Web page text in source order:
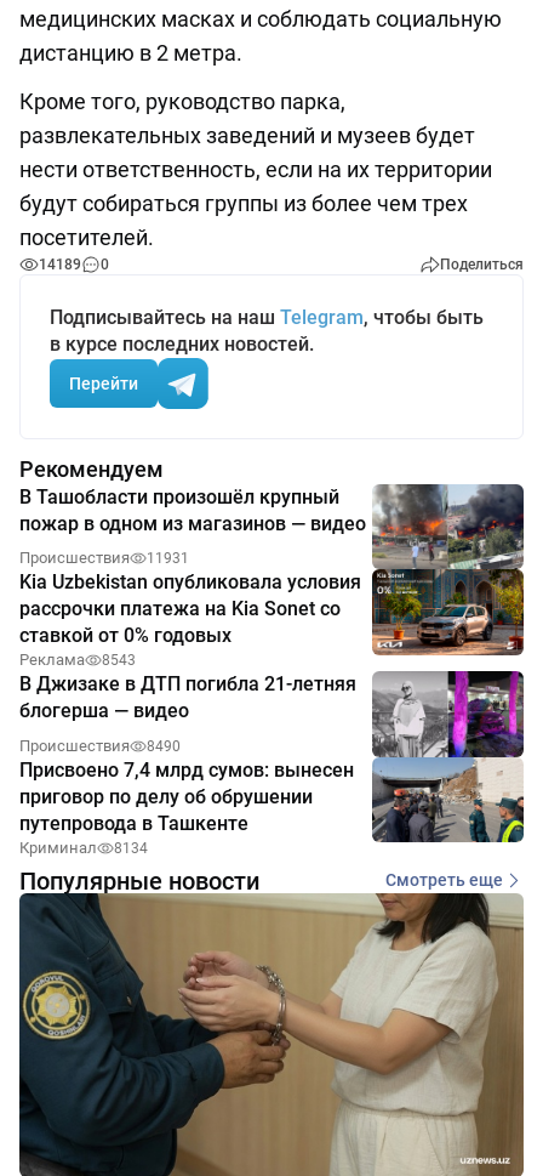
медицинских масках и соблюдать социальную
дистанцию в 2 метра.
Кроме того, руководство парка,
развлекательных заведений и музеев будет
нести ответственность, если на их территории
будут собираться группы из более чем трех
посетителей.
14189 0 Поделиться
Подписывайтесь на наш Telegram, чтобы быть
в курсе последних новостей.
Перейти
Рекомендуем
В Ташобласти произошёл крупный
пожар в одном из магазинов — видео
Происшествия 11931
Kia Uzbekistan опубликовала условия
рассрочки платежа на Kia Sonet со
ставкой от 0% годовых
Реклама 8543
В Джизаке в ДТП погибла 21-летняя
блогерша — видео
Происшествия 8490
Присвоено 7,4 млрд сумов: вынесен
приговор по делу об обрушении
путепровода в Ташкенте
Криминал 8134
Популярные новости Смотреть еще